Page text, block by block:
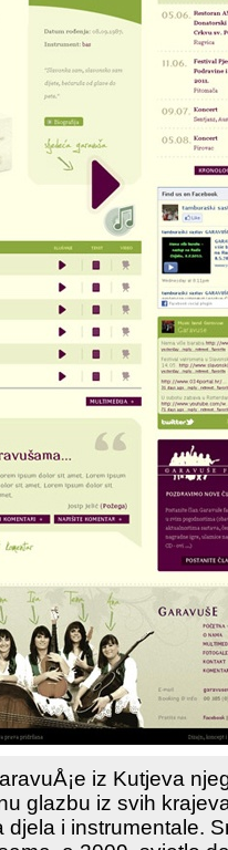
iz Kutjeva
glazbu iz svih
djela i instrumentale.
Favorit